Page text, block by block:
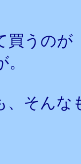
買うの
、そん